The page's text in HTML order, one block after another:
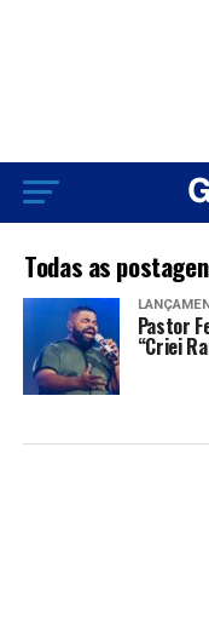
Todas as
Pastor
“Criei